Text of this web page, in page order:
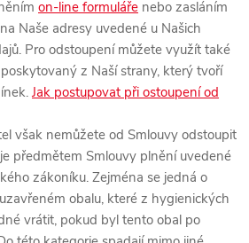
on-line formuláře nebo zasláním
Naše adresy uvedené u Našich
Pro odstoupení můžete využít také
z Naší strany, který tvoří
Jak postupovat při ostoupení od
však nemůžete od Smlouvy odstoupit
předmětem Smlouvy plnění uvedené
zákoníku. Zejména se jedná o
obalu, které z hygienických
vrátit, pokud byl tento obal po